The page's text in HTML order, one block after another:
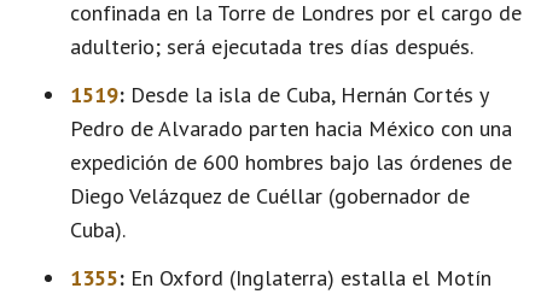
confinada en la Torre de Londres por el cargo de
adulterio; será ejecutada tres días después.
1519: Desde la isla de Cuba, Hernán Cortés y
Pedro de Alvarado parten hacia México con una
expedición de 600 hombres bajo las órdenes de
Diego Velázquez de Cuéllar (gobernador de
Cuba).
1355: En Oxford (Inglaterra) estalla el Motín